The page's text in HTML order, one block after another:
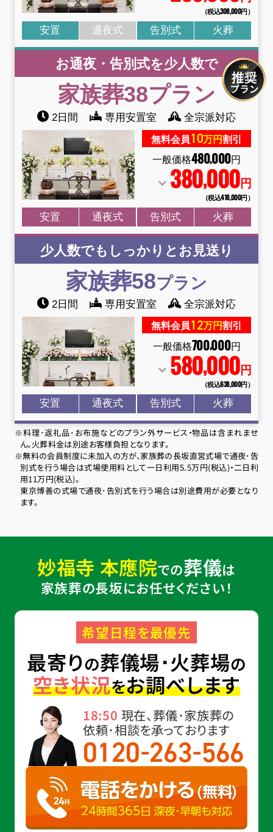
（税込308,000円）
安置 通夜式 告別式 火葬
お通夜・告別式を少人数で
家族葬38プラン
2日間 専用安置室 全宗派対応
無料会員10万円割引
一般価格480,000円
380,000円
（税込418,000円）
安置 通夜式 告別式 火葬
少人数でもしっかりとお見送り
家族葬58プラン
2日間 専用安置室 全宗派対応
無料会員12万円割引
一般価格700,000円
580,000円
（税込638,000円）
安置 通夜式 告別式 火葬
※料理･返礼品･お布施などのプラン外サービス・物品は含まれませ
ん。火葬料金は別途お客様負担となります。
※無料の会員制度に未加入の方が、家族葬の長坂直営式場で通夜･告
別式を行う場合は式場使用料として一日利用5.5万円(税込)・二日利
用11万円(税込)。
東京博善の式場で通夜･告別式を行う場合は別途費用が必要となり
ます。
妙福寺 本應院での葬儀は
家族葬の長坂にお任せください！
希望日程を最優先
最寄りの葬儀場･火葬場の
空き状況をお調べします
18:50 現在、葬儀･家族葬の
依頼･相談を承っております
0120-263-566